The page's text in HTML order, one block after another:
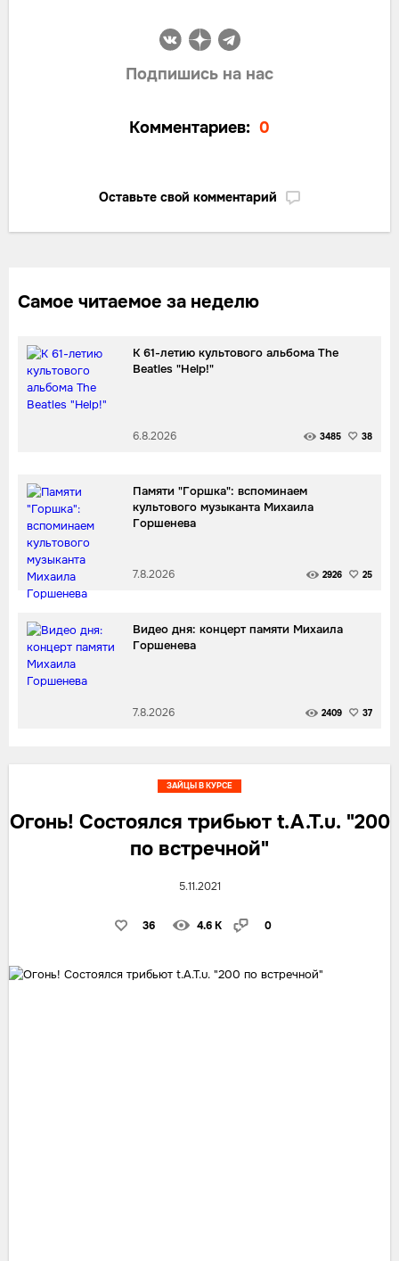
Подпишись на нас
Комментариев: 0
Оставьте свой комментарий
Самое читаемое за неделю
К 61-летию культового альбома The
Beatles "Help!"
6.8.2026 3485 38
Памяти "Горшка": вспоминаем
культового музыканта Михаила
Горшенева
7.8.2026 2926 25
Видео дня: концерт памяти Михаила
Горшенева
7.8.2026 2409 37
Огонь! Состоялся трибьют t.A.T.u. "200
по встречной"
5.11.2021
36 4.6 K 0
ЗАЙЦЫ В КУРСЕ